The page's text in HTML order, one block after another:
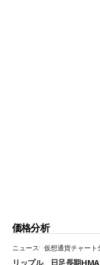
価格分析
ニュース 仮想通貨チャート
リップル、日足長期